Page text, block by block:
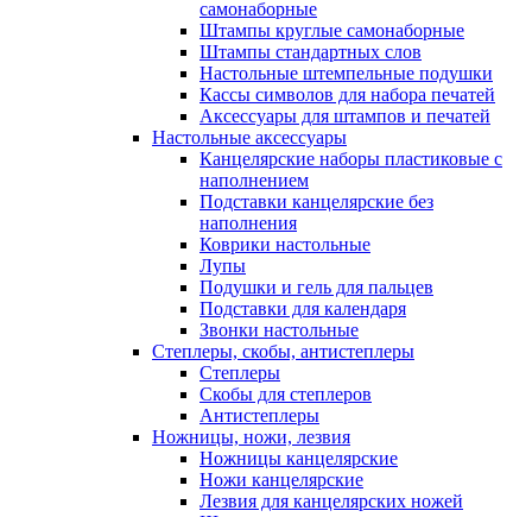
самонаборные
Штампы круглые самонаборные
Штампы стандартных слов
Настольные штемпельные подушки
Кассы символов для набора печатей
Аксессуары для штампов и печатей
Настольные аксессуары
Канцелярские наборы пластиковые с
наполнением
Подставки канцелярские без
наполнения
Коврики настольные
Лупы
Подушки и гель для пальцев
Подставки для календаря
Звонки настольные
Степлеры, скобы, антистеплеры
Степлеры
Скобы для степлеров
Антистеплеры
Ножницы, ножи, лезвия
Ножницы канцелярские
Ножи канцелярские
Лезвия для канцелярских ножей